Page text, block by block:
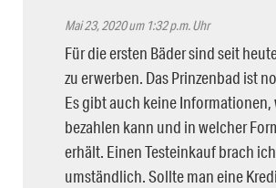
Mai 23, 2020 um 1:32 p.m. Uhr
Für die ersten Bäder sind seit
zu erwerben. Das Prinzenbad ist
Es gibt auch keine Informationen,
bezahlen kann und in welcher
erhält. Einen Testeinkauf brach
umständlich. Sollte man eine